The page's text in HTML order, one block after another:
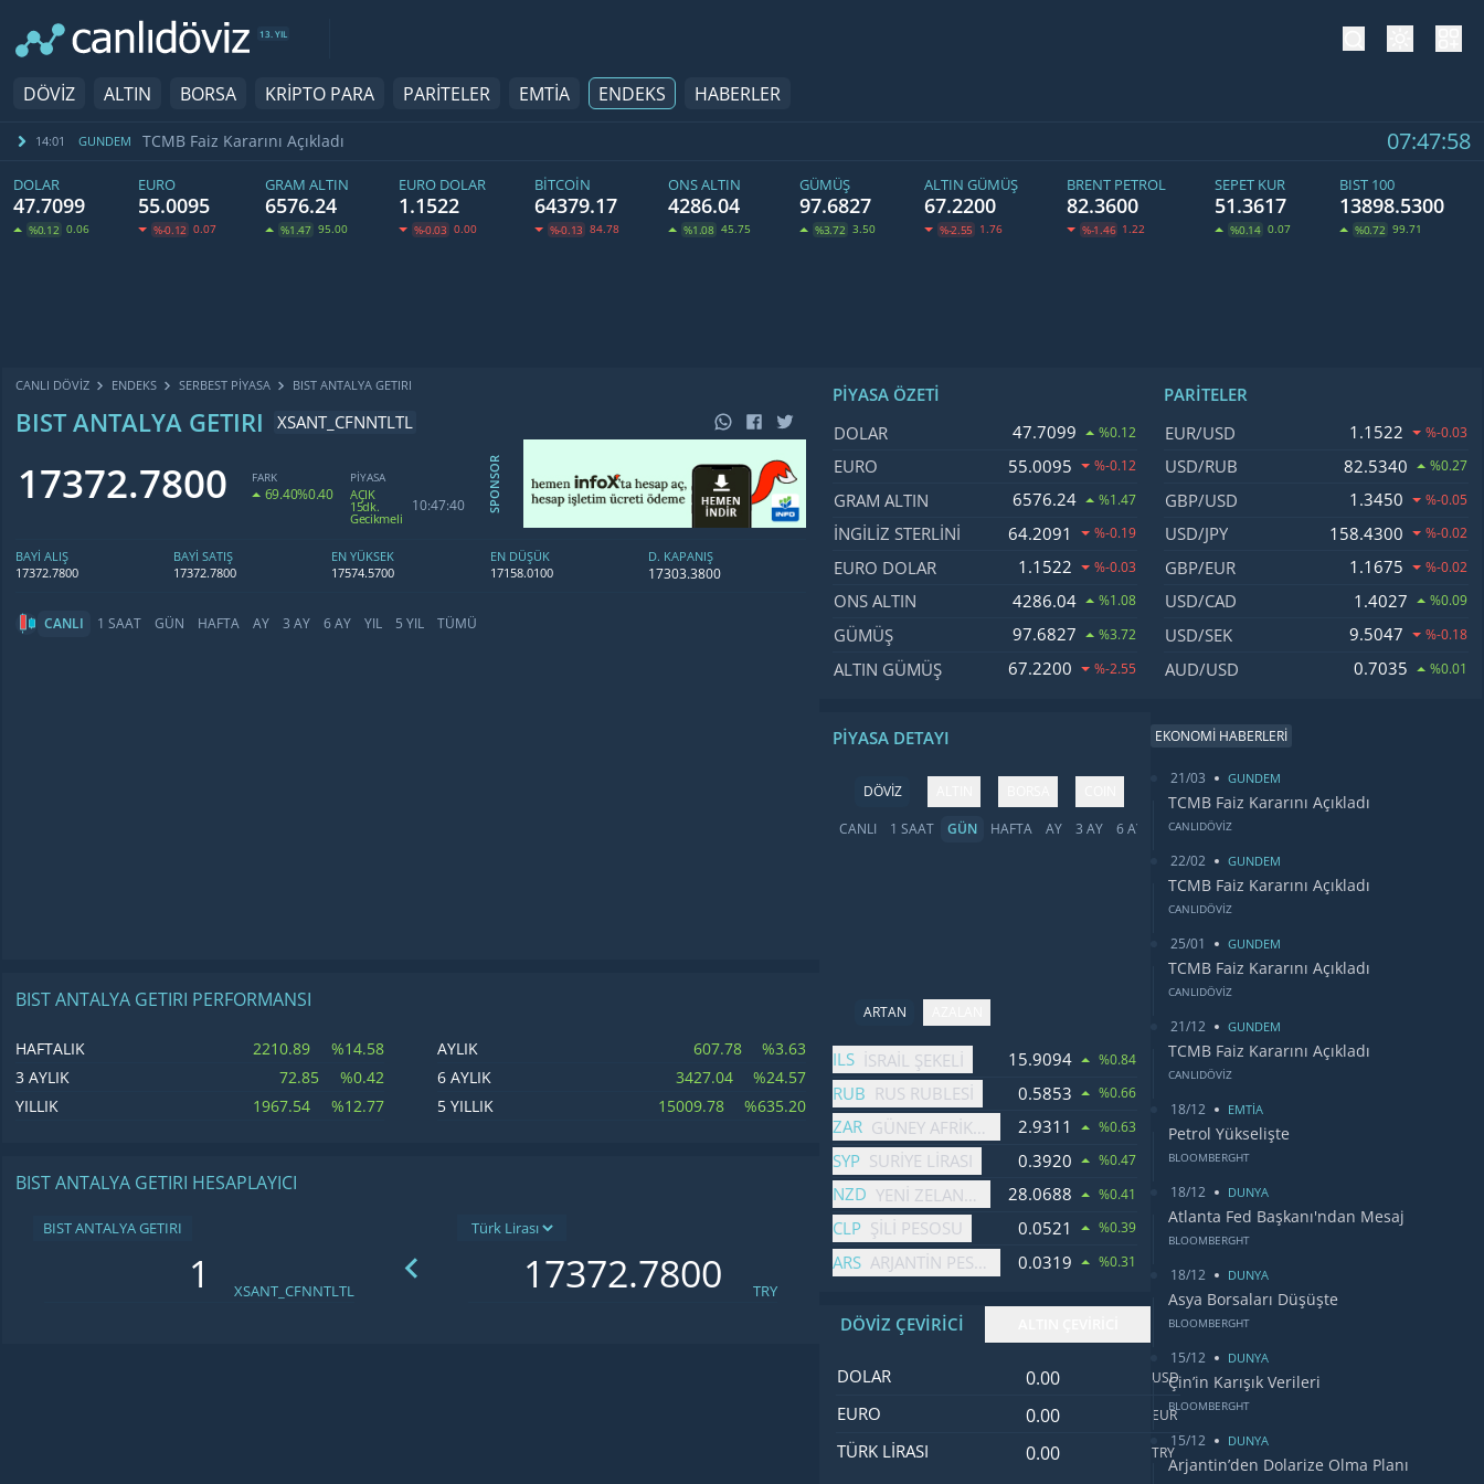
13. YIL
DÖVİZ ALTIN BORSA KRİPTO PARA PARİTELER EMTİA ENDEKS HABERLER
14:01 GUNDEM TCMB Faiz Kararını Açıkladı 07:47:59
DOLAR
47.7099
%0.12 0.06
EURO
55.0095
%-0.12 0.07
GRAM ALTIN
6576.24
%1.47 95.00
EURO DOLAR
1.1522
%-0.03 0.00
BITCOIN
64379.17
%-0.13 84.78
ONS ALTIN
4286.04
%1.08 45.75
GÜMÜŞ
97.6827
%3.72 3.50
ALTIN GÜMÜŞ
67.2200
%-2.55 1.76
BRENT PETROL
82.3600
%-1.46 1.22
SEPET KUR
51.3617
%0.14 0.07
BIST 100
13898.5300
%0.72 99.71
CANLI DÖVİZ ENDEKS SERBEST PIYASA BIST ANTALYA GETIRI
BIST ANTALYA GETIRI XSANT_CFNNTLTL
17372.7800 FARK
69.40%0.40
PİYASA
AÇIK
15dk.
Gecikmeli
10:47:40 SPONSOR
BAYİ ALIŞ
17372.7800
BAYİ SATIŞ
17372.7800
EN YÜKSEK
17574.5700
EN DÜŞÜK
17158.0100
D. KAPANIŞ
17303.3800
CANLI 1 SAAT GÜN HAFTA AY 3 AY 6 AY YIL 5 YIL TÜMÜ
BIST ANTALYA GETIRI PERFORMANSI
HAFTALIK 2210.89 %14.58 AYLIK 607.78
%3.63
3 AYLIK
72.85 %0.42 6 AYLIK 3427.04
%24.57
YILLIK
1967.54 %12.77 5 YILLIK 15009.78 %635.20
BIST ANTALYA GETIRI HESAPLAYICI
BIST ANTALYA GETIRI
XSANT_CFNNTLTL TRY
PIYASA ÖZETI
İsim, Kod Fiyat, Değişim
DOLAR 47.7099 %0.12
EURO 55.0095 %-0.12
GRAM ALTIN 6576.24 %1.47
İNGILIZ STERLINI 64.2091 %-0.19
EURO DOLAR 1.1522 %-0.03
ONS ALTIN 4286.04 %1.08
GÜMÜŞ 97.6827 %3.72
ALTIN GÜMÜŞ 67.2200 %-2.55
PIYASA DETAYI
DÖVİZ
CANLI
1 SAAT GÜN HAFTA AY 3 AY 6 AY YIL 5 YIL TÜMÜ
ARTAN
İsimFiyat Değişim
ILS İSRAIL ŞEKELI 15.9094 %0.84
RUB RUS RUBLESI 0.5853 %0.66
ZAR GÜNEY AFRIKA RANDI2.9311 %0.63
SYP SURIYE LIRASI 0.3920 %0.47
NZD YENI ZELANDA DOLARI
28.0688 %0.41
CLP ŞILI PESOSU 0.0521 %0.39
ARS ARJANTIN PESOSU 0.0319 %0.31
DÖVİZ ÇEVİRİCİ
İsimDeğer
DOLAR Dolar değeri USD
EURO Euro değeri EUR
TÜRK LIRASI Türk Lirası değeri
TRY
PARITELER
İsim, Kod Fiyat, Değişim
EUR/USD 1.1522 %-0.03
USD/RUB 82.5340 %0.27
GBP/USD 1.3450 %-0.05
USD/JPY 158.4300 %-0.02
GBP/EUR 1.1675 %-0.02
USD/CAD 1.4027 %0.09
USD/SEK 9.5047 %-0.18
AUD/USD 0.7035 %0.01
EKONOMİ HABERLERİ
21/03 GUNDEM
TCMB Faiz Kararını Açıkladı
CANLIDÖVİZ
22/02 GUNDEM
TCMB Faiz Kararını Açıkladı
CANLIDÖVİZ
25/01 GUNDEM
TCMB Faiz Kararını Açıkladı
CANLIDÖVİZ
21/12 GUNDEM
TCMB Faiz Kararını Açıkladı
CANLIDÖVİZ
18/12 EMTİA
Petrol Yükselişte
BLOOMBERGHT
18/12 DUNYA
Atlanta Fed Başkanı'ndan Mesaj
BLOOMBERGHT
18/12 DUNYA
Asya Borsaları Düşüşte
BLOOMBERGHT
15/12 DUNYA
Çin’in Karışık Verileri
BLOOMBERGHT
15/12 DUNYA
Arjantin’den Dolarize Olma Planı